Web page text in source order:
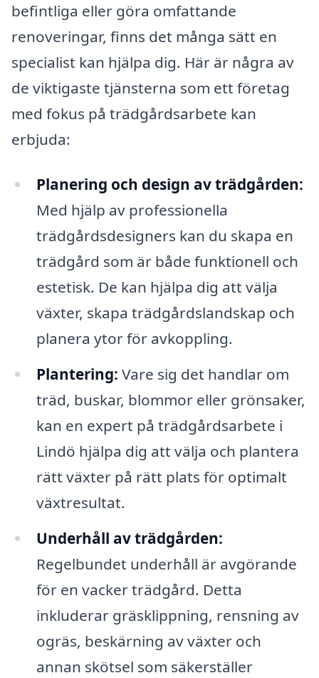
befintliga eller göra omfattande
renoveringar, finns det många sätt en
specialist kan hjälpa dig. Här är några av
de viktigaste tjänsterna som ett företag
med fokus på trädgårdsarbete kan
erbjuda:
Planering och design av trädgården:
Med hjälp av professionella
trädgårdsdesigners kan du skapa en
trädgård som är både funktionell och
estetisk. De kan hjälpa dig att välja
växter, skapa trädgårdslandskap och
planera ytor för avkoppling.
Plantering: Vare sig det handlar om
träd, buskar, blommor eller grönsaker,
kan en expert på trädgårdsarbete i
Lindö hjälpa dig att välja och plantera
rätt växter på rätt plats för optimalt
växtresultat.
Underhåll av trädgården:
Regelbundet underhåll är avgörande
för en vacker trädgård. Detta
inkluderar gräsklippning, rensning av
ogräs, beskärning av växter och
annan skötsel som säkerställer